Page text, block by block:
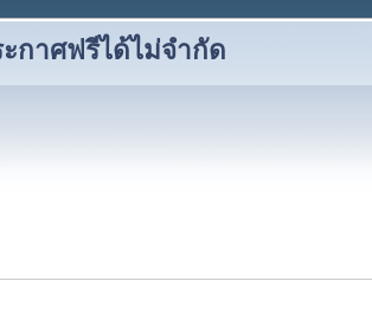
กาศฟรีได้ไม่จำกัด